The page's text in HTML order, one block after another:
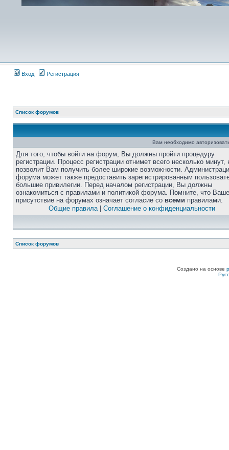
Вход Регистрация
Список форумов
Вам необходимо
Для того, чтобы войти на форум, Вы должны пройти процедуру
регистрации. Процесс регистрации отнимет всего несколько минут,
позволит Вам получить более широкие возможности.
форума может также предоставить зарегистрированным
большие привилегии. Перед началом регистрации, Вы должны
ознакомиться с правилами и политикой форума. Помните, что Ваше
присутствие на форумах означает согласие со всеми правилами.
Общие правила| Соглашение о конфиденциальности
Список форумов
Создано на основе